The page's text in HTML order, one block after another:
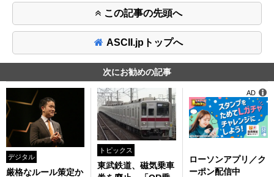
この記事の先頭へ
ASCII.jpトップへ
次にお勧めの記事
デジタル
厳格なルール策定か
トピックス
東武鉄道、磁気乗車
ローソンアプリ／ク
ーポン配信中
AD